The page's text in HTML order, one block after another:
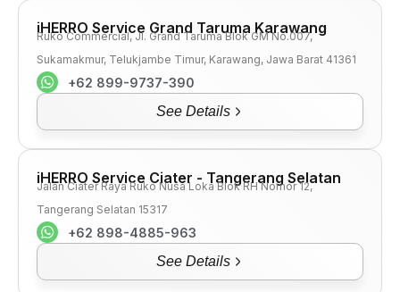
iHERRO Service Grand Taruma Karawang
Ruko Commercial, Jl. Grand Taruma Blok GM No.007,
Sukamakmur, Telukjambe Timur, Karawang, Jawa Barat 41361
+62 899-9737-390
See Details
iHERRO Service Ciater - Tangerang Selatan
Jalan Ciater Raya Ruko Nusa Loka Blok RH Nomor 12,
Tangerang Selatan 15317
+62 898-4885-963
See Details